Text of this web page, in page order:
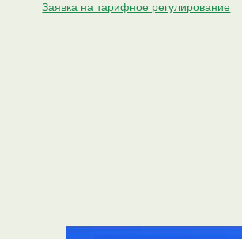
Заявка на тарифное регулирование